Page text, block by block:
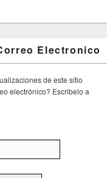
Electronico
de este sitio
electrónico? Escribelo a